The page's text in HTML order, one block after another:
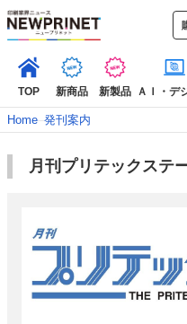
TOP 新商品 新製品 ＡＩ・デ
インデックス
カテゴリー一覧
新商品 新製品 ＡＩ・デジタル
Home–発刊案内
月刊プリテックステ